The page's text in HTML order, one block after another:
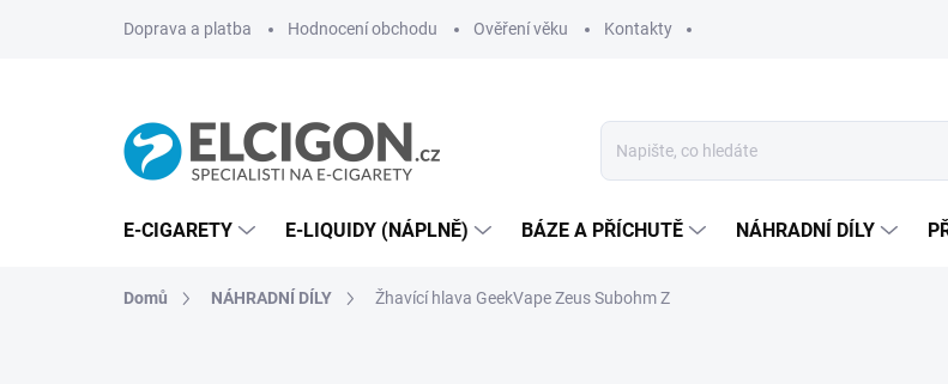
Doprava a platba Hodnocení obchodu Ověření věku Kontakty
E-CIGARETY E-LIQUIDY (NÁPLNĚ) BÁZE A PŘÍCHUTĚ NÁHRADNÍ DÍLY
Domů NÁHRADNÍ DÍLY Žhavící hlava GeekVape Zeus Subohm Z